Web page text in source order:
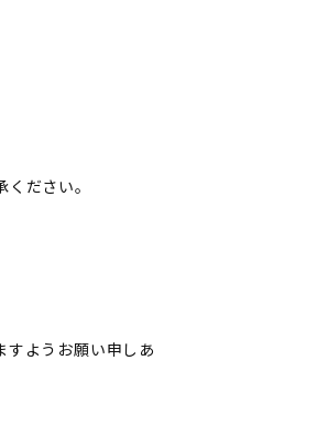
ださい。
ようお願い申しあ